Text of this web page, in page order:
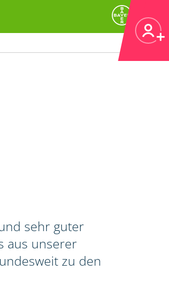
sehr guter
aus unserer
zu den